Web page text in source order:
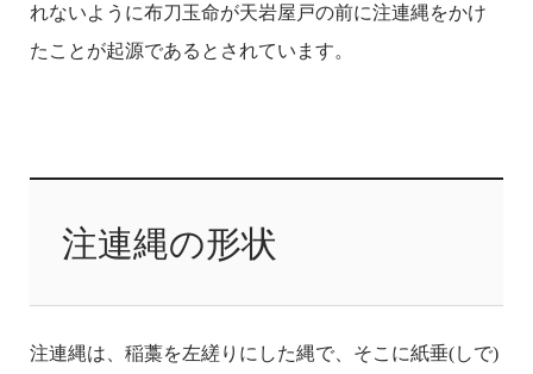
れないように布刀玉命が天岩屋戸の前に注連縄をかけ
たことが起源であるとされています。
注連縄の形状
注連縄は、稲藁を左縒りにした縄で、そこに紙垂(しで)